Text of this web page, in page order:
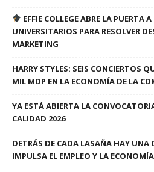
EFFIE COLLEGE ABRE LA PUERTA
UNIVERSITARIOS PARA RESOLVER
MARKETING
HARRY STYLES: SEIS CONCIERTOS
MIL MDP EN LA ECONOMÍA DE LA
YA ESTÁ ABIERTA LA
CALIDAD 2026
DETRÁS DE CADA LASAÑA HAY UNA
IMPULSA EL EMPLEO Y LA